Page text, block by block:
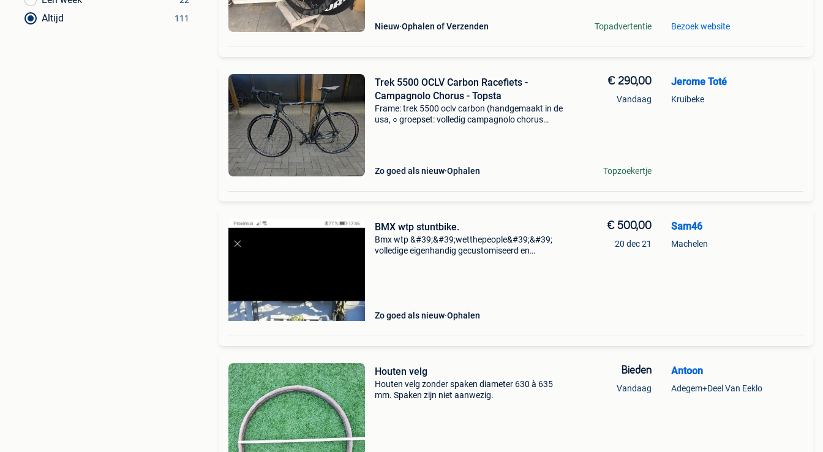
Altijd 111
Nieuw Ophalen of Verzenden Topadvertentie Bezoek website
Trek 5500 OCLV Carbon Racefiets -
Campagnolo Chorus - Topsta
Frame: trek 5500 oclv carbon (handgemaakt in de
usa, ○ groepset: volledig campagnolo chorus
Zo goed als nieuw Ophalen
€ 290,00
Vandaag
Topzoekertje
Jerome Toté
Kruibeke
BMX wtp stuntbike.
Bmx wtp &#39;&#39;wetthepeople&#39;&#39;
volledige eigenhandig gecustomiseerd en
Zo goed als nieuw Ophalen
€ 500,00
20 dec 21
Sam46
Machelen
Houten velg
Houten velg zonder spaken diameter 630 à 635
mm. Spaken zijn niet aanwezig.
Bieden
Vandaag
Antoon
Adegem+Deel Van Eeklo